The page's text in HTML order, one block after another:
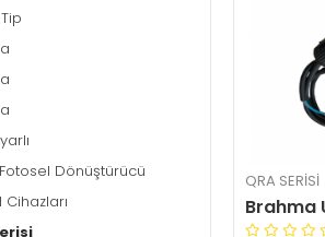
Dönüştürücü
Cihazları
QRA SERISI
Brahma